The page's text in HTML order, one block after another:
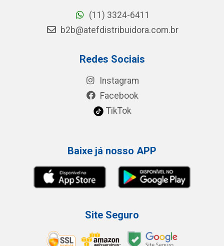
(11) 3324-6411
b2b@atefdistribuidora.com.br
Redes Sociais
Instagram
Facebook
TikTok
Baixe já nosso APP
Site Seguro